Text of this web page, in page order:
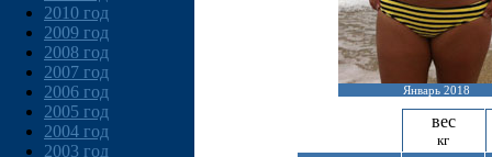
2010 год
2009 год
2008 год
2007 год
2006 год
2005 год
2004 год
2003 год
Январь 2018
вес
кг